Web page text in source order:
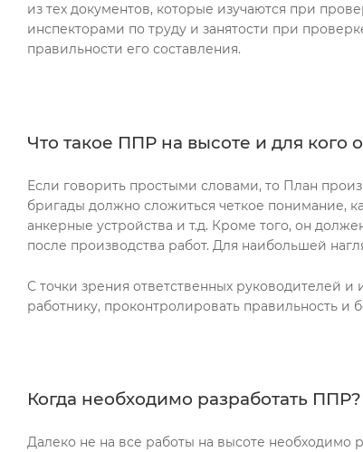
из тех документов, которые изучаются при
инспекторами по труду и занятости при
правильности его составления.
Что такое ППР на высоте и для кого
Если говорить простыми словами, то План
бригады должно сложиться четкое понимание,
анкерные устройства и т.д. Кроме того, он
после производства работ. Для наибольшей
С точки зрения ответственных руководителей
работнику, проконтролировать правильность и
Когда необходимо разработать ППР?
Далеко не на все работы на высоте необходимо